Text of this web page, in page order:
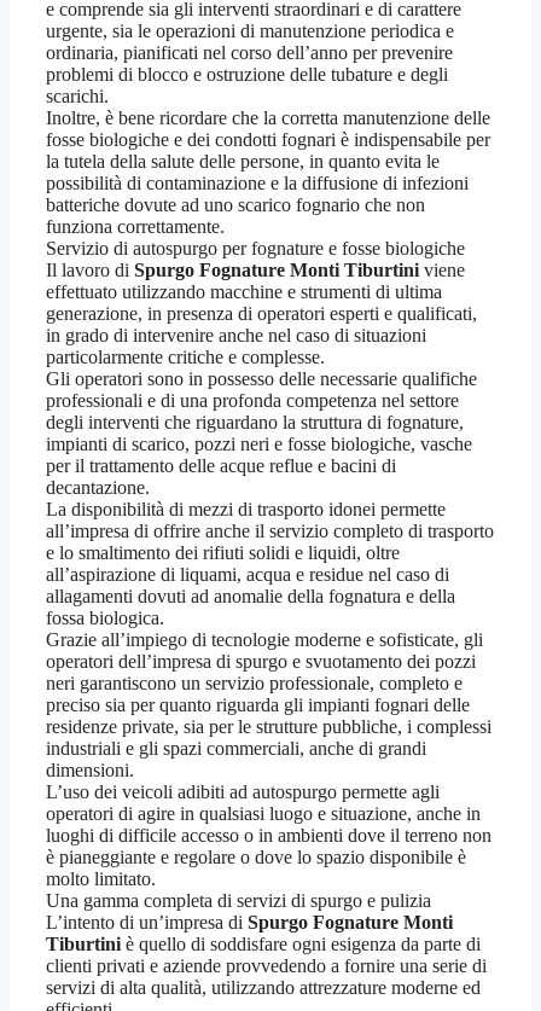
e comprende sia gli interventi straordinari e di carattere
urgente, sia le operazioni di manutenzione periodica e
ordinaria, pianificati nel corso dell’anno per prevenire
problemi di blocco e ostruzione delle tubature e degli
scarichi.
Inoltre, è bene ricordare che la corretta manutenzione delle
fosse biologiche e dei condotti fognari è indispensabile per
la tutela della salute delle persone, in quanto evita le
possibilità di contaminazione e la diffusione di infezioni
batteriche dovute ad uno scarico fognario che non
funziona correttamente.
Servizio di autospurgo per fognature e fosse biologiche
Il lavoro di Spurgo Fognature Monti Tiburtiniviene
effettuato utilizzando macchine e strumenti di ultima
generazione, in presenza di operatori esperti e qualificati,
in grado di intervenire anche nel caso di situazioni
particolarmente critiche e complesse.
Gli operatori sono in possesso delle necessarie qualifiche
professionali e di una profonda competenza nel settore
degli interventi che riguardano la struttura di fognature,
impianti di scarico, pozzi neri e fosse biologiche, vasche
per il trattamento delle acque reflue e bacini di
decantazione.
La disponibilità di mezzi di trasporto idonei permette
all’impresa di offrire anche il servizio completo di trasporto
e lo smaltimento dei rifiuti solidi e liquidi, oltre
all’aspirazione di liquami, acqua e residue nel caso di
allagamenti dovuti ad anomalie della fognatura e della
fossa biologica.
Grazie all’impiego di tecnologie moderne e sofisticate, gli
operatori dell’impresa di spurgo e svuotamento dei pozzi
neri garantiscono un servizio professionale, completo e
preciso sia per quanto riguarda gli impianti fognari delle
residenze private, sia per le strutture pubbliche, i complessi
industriali e gli spazi commerciali, anche di grandi
dimensioni.
L’uso dei veicoli adibiti ad autospurgo permette agli
operatori di agire in qualsiasi luogo e situazione, anche in
luoghi di difficile accesso o in ambienti dove il terreno non
è pianeggiante e regolare o dove lo spazio disponibile è
molto limitato.
Una gamma completa di servizi di spurgo e pulizia
L’intento di un’impresa di Spurgo Fognature Monti
Tiburtiniè quello di soddisfare ogni esigenza da parte di
clienti privati e aziende provvedendo a fornire una serie di
servizi di alta qualità, utilizzando attrezzature moderne ed